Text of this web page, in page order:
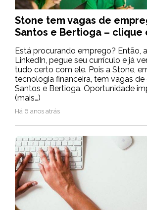
Stone tem vagas de
Santos e Bertioga – clique
Está procurando emprego? Então,
LinkedIn, pegue seu currículo e já
tudo certo com ele. Pois a Stone,
tecnologia financeira, tem vagas
Santos e Bertioga. Oportunidade
(mais…)
Há 6 anos atrás